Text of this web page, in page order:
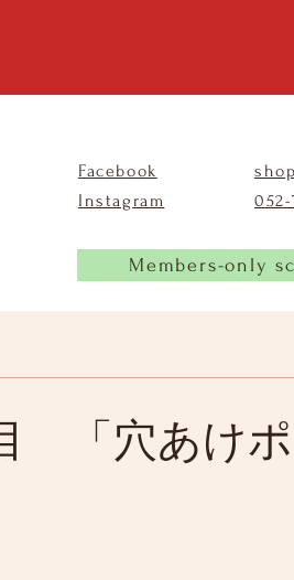
Facebook
Instagram
Members-only
「穴あけ